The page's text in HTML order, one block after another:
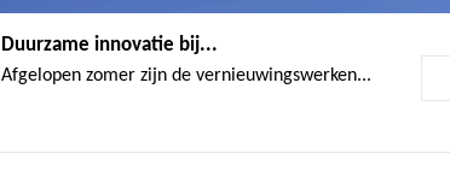
Duurzame innovatie bij...
Afgelopen zomer zijn de vernieuwingswerken...